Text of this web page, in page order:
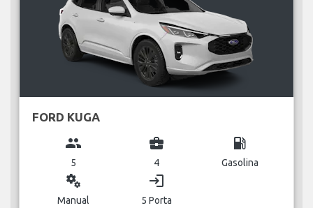
FORD KUGA
group
5
business_center
4
local_gas_station
Gasolina
miscellaneous_services
Manual
login
5 Porta